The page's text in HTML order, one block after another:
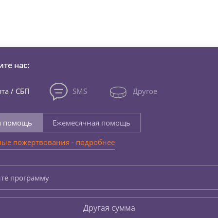
нас:
/ СБП SMS Другое
помощь
Ежемесячная помощь
пожертвования - подробнее
программу
Другая сумма